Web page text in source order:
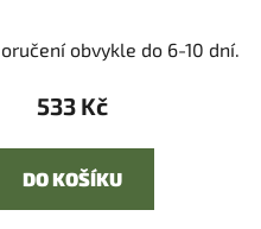
obvykle do 6-10 dní.
533 Kč
DO KOŠÍKU